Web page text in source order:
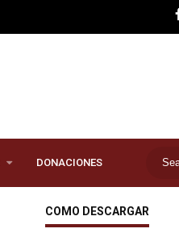
DONACIONES
COMO DESCARGAR